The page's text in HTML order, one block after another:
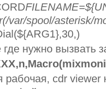
var/spool/asterisk/
нужно вызвать
рабочая, cdr